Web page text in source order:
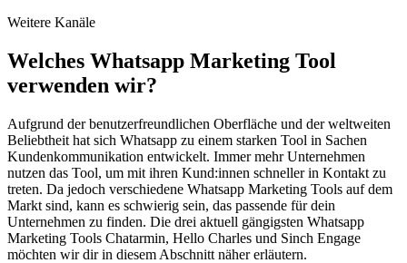
Weitere Kanäle
Welches Whatsapp Marketing Tool
verwenden wir?
Aufgrund der benutzerfreundlichen Oberfläche und der weltweiten
Beliebtheit hat sich Whatsapp zu einem starken Tool in Sachen
Kundenkommunikation entwickelt. Immer mehr Unternehmen
nutzen das Tool, um mit ihren Kund:innen schneller in Kontakt zu
treten. Da jedoch verschiedene Whatsapp Marketing Tools auf dem
Markt sind, kann es schwierig sein, das passende für dein
Unternehmen zu finden. Die drei aktuell gängigsten Whatsapp
Marketing Tools Chatarmin, Hello Charles und Sinch Engage
möchten wir dir in diesem Abschnitt näher erläutern.